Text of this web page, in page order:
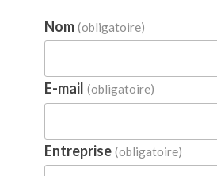
Nom (obligatoire)
E-mail (obligatoire)
Entreprise (obligatoire)